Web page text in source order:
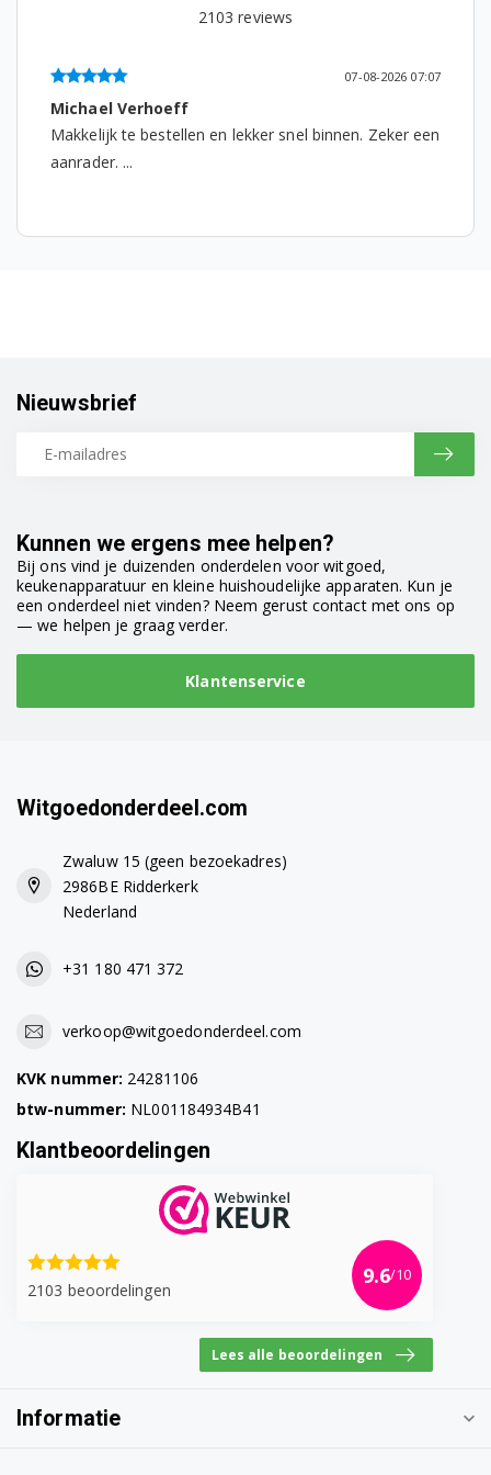
DeLonghi ECAM656.85.MS EX:1 132219021
2103 reviews
07-08-2026 07:07
Michael Verhoeff
Makkelijk te bestellen en lekker snel binnen. Zeker een
aanrader. ...
Kunnen we ergens mee helpen?
Bij ons vind je duizenden onderdelen voor witgoed,
keukenapparatuur en kleine huishoudelijke apparaten. Kun je
een onderdeel niet vinden? Neem gerust contact met ons op
— we helpen je graag verder.
Klantenservice
Nieuwsbrief
Witgoedonderdeel.com
Zwaluw 15 (geen bezoekadres)
2986BE Ridderkerk
Nederland
+31 180 471 372
verkoop@witgoedonderdeel.com
KVK nummer: 24281106
btw-nummer: NL001184934B41
Klantbeoordelingen
2103 beoordelingen
9.6/10
Lees alle beoordelingen
Informatie